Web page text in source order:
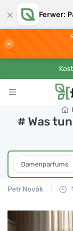
× Ferwer:
×
# Was
Damenparfums
Petr Novák